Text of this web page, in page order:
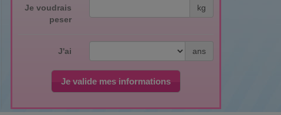
Je voudrais
peser
kg
J'ai ans
Je valide mes informations